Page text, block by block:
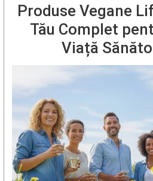
Produse Vegane
Tău Complet
Viață